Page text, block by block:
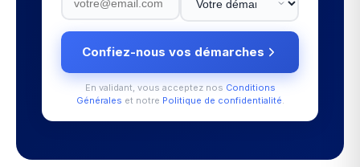
Confiez-nous vos démarches
En validant, vous acceptez nos Conditions
Générales et notre Politique de confidentialité.